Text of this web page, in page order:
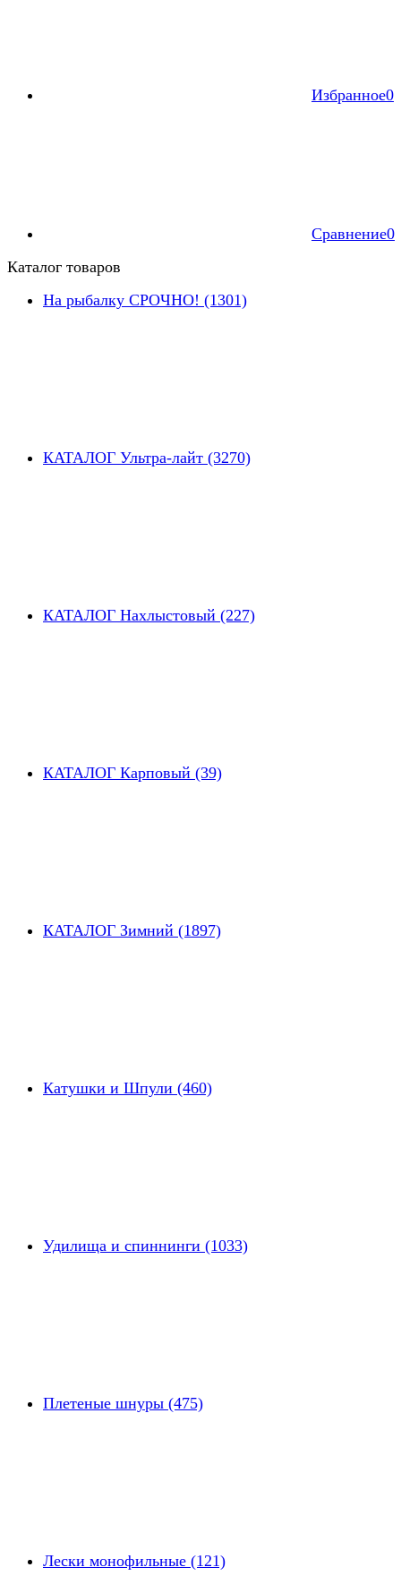
Избранное0
Сравнение0
Каталог товаров
На рыбалку СРОЧНО! (1301)
КАТАЛОГ Ультра-лайт (3270)
КАТАЛОГ Нахлыстовый (227)
КАТАЛОГ Карповый (39)
КАТАЛОГ Зимний (1897)
Катушки и Шпули (460)
Удилища и спиннинги (1033)
Плетеные шнуры (475)
Лески монофильные (121)